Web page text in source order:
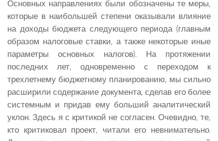
Основных направлениях были обозначены те меры,
которые в наибольшей степени оказывали влияние
на доходы бюджета следующего периода (главным
образом налоговые ставки, а также некоторые иные
параметры основных налогов). На протяжении
последних лет, одновременно с переходом к
трехлетнему бюджетному планированию, мы сильно
расширили содержание документа, сделав его более
системным и придав ему больший аналитический
уклон. Здесь я с критикой не согласен. Очевидно, те,
кто критиковал проект, читали его невнимательно.